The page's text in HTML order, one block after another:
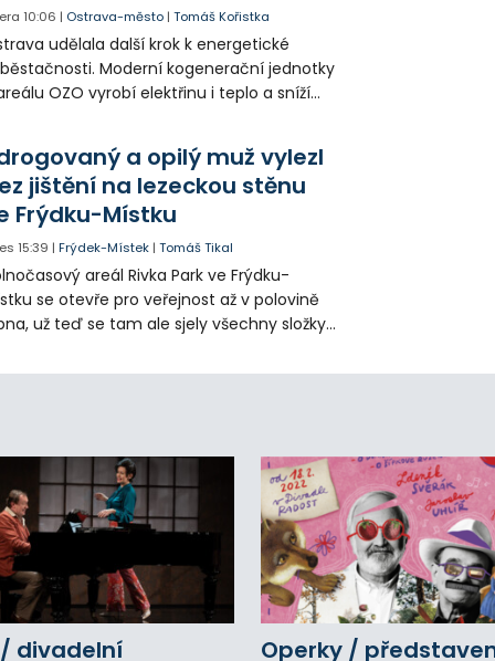
10:06 | Ostrava-město |Tomáš Kořistka
udělala další krok k energetické
Moderní kogenerační jednotky
OZO vyrobí elektřinu i teplo a sníží
a opilý muž vylezl
jištění na lezeckou stěnu
Frýdku-Místku
15:39 |Frýdek-Místek |Tomáš Tikal
areál Rivka Park ve Frýdku-
se otevře pro veřejnost až v polovině
už teď se tam ale sjely všechny složky
opilého muže pod vlivem drog do
divadelní
Operky /